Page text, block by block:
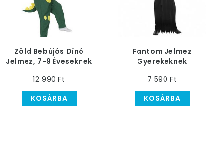
Zöld Bebújós Dínó
Jelmez, 7-9 Éveseknek
12 990 Ft
KOSÁRBA
Fantom Jelmez
Gyerekeknek
7 590 Ft
KOSÁRBA